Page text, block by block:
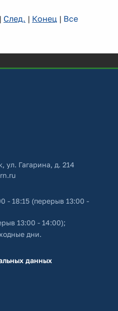
| След. | Конец | Все
ул. Гагарина, д. 214
- 18:15 (перерыв 13:00 -
13:00 - 14:00);
дни.
данных